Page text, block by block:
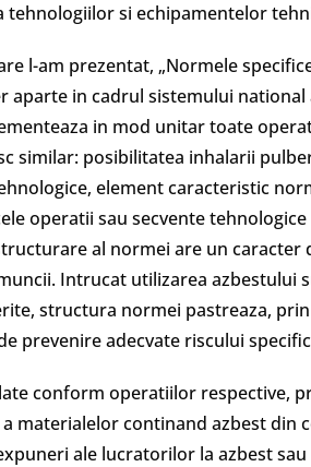
tehnologiilor si echipamentelor
l-am prezentat, „Normele
aparte in cadrul sistemului
in mod unitar toate
similar: posibilitatea inhalarii
element caracteristic
operatii sau secvente
al normei are un
Intrucat utilizarea azbestului
structura normei pastreaza,
prevenire adecvate riscului
conform operatiilor respective,
materialelor continand azbest
ale lucratorilor la azbest